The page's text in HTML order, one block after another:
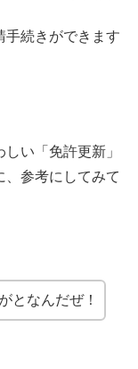
手続きができます
い「免許更新」
、参考にしてみて
となんだぜ！